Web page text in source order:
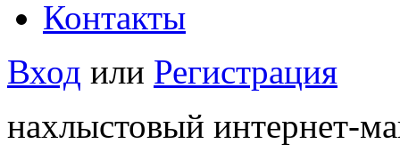
Контакты
Вход или Регистрация
нахлыстовый интернет-